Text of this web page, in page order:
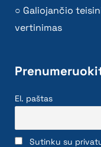
Galiojančio
vertinimas
El. paštas
Sutinku su